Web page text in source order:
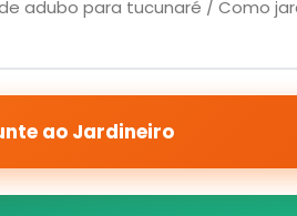
ao Jardineiro